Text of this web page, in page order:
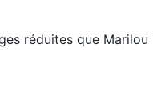
réduites que Marilou